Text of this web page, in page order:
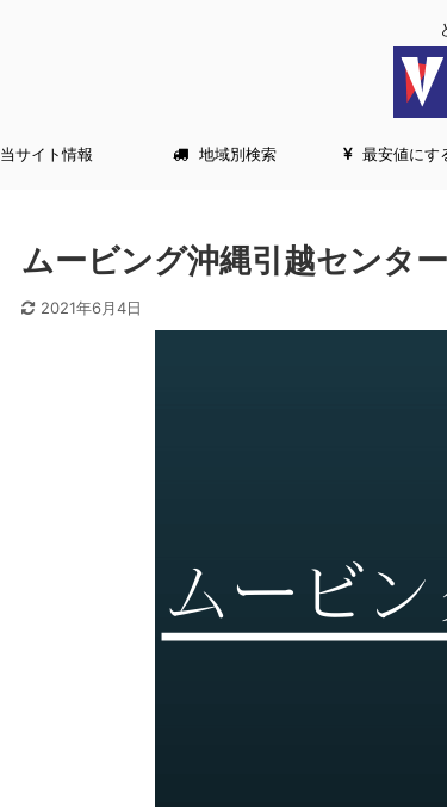
当サイト情報 地域別検索 最安値にす
ムービング沖縄引越センタ
2021年6月4日